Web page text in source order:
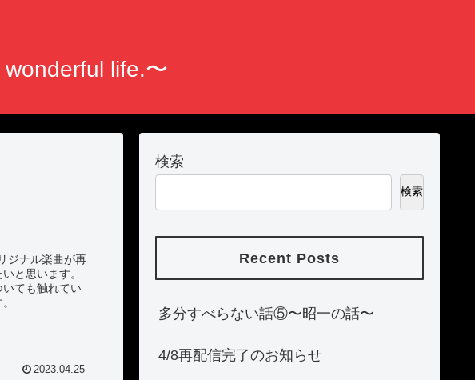
life.〜
ジナル楽曲が再
と思います。
ても触れてい
2023.04.25
検索
検索
Recent Posts
多分すべらない話⑤〜昭一の話〜
4/8再配信完了のお知らせ